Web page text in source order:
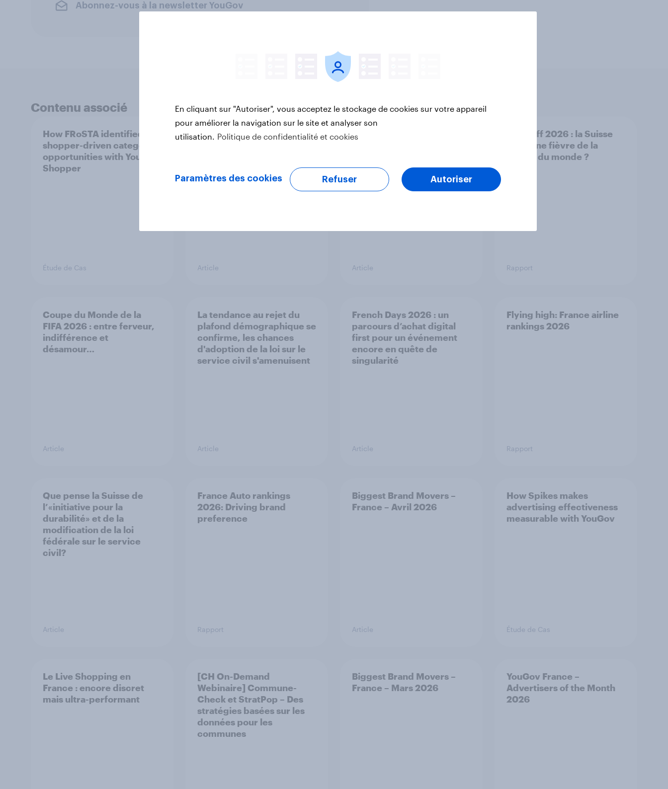
Abonnez-vous à la newsletter YouGov
Contenu associé
How FRoSTA identified
shopper-driven category
opportunities with YouGov
Shopper
Étude de Cas
Soldes d'été 2026 : entre
Article
Étude YouGov sur la Coupe
les Suisses se montraient
plus enthousiastes que les
Allemands
Article
Kick-Off 2026 : la Suisse
en pleine fièvre de la
Coupe du monde ?
Rapport
Coupe du Monde de la
FIFA 2026 : entre ferveur,
indifférence et
désamour…
Article
La tendance au rejet du
plafond démographique se
confirme, les chances
d'adoption de la loi sur le
service civil s'amenuisent
Article
French Days 2026 : un
parcours d’achat digital
first pour un événement
encore en quête de
singularité
Article
Flying high: France airline
rankings 2026
Rapport
Que pense la Suisse de
l’«initiative pour la
durabilité» et de la
modification de la loi
fédérale sur le service
civil?
Article
France Auto rankings
2026: ​Driving brand
preference
Rapport
Biggest Brand Movers –
France – Avril 2026
Article
How Spikes makes
advertising effectiveness
measurable with YouGov
Étude de Cas
Le Live Shopping en
France : encore discret
mais ultra-performant
[CH On-Demand
Webinaire] Commune-
Check et StratPop – Des
stratégies basées sur les
données pour les
communes
Biggest Brand Movers –
France – Mars 2026
YouGov France –
Advertisers of the Month
2026
En cliquant sur "Autoriser", vous acceptez le stockage de cookies sur votre appareil
pour améliorer la navigation sur le site et analyser son
utilisation. Politique de confidentialité et cookies
Paramètres des cookies Refuser Autoriser